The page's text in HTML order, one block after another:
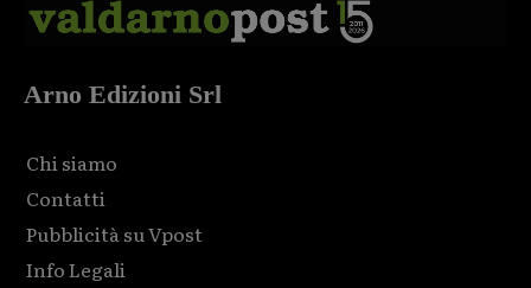
Arno Edizioni Srl
Chi siamo
Contatti
Pubblicità su Vpost
Info Legali